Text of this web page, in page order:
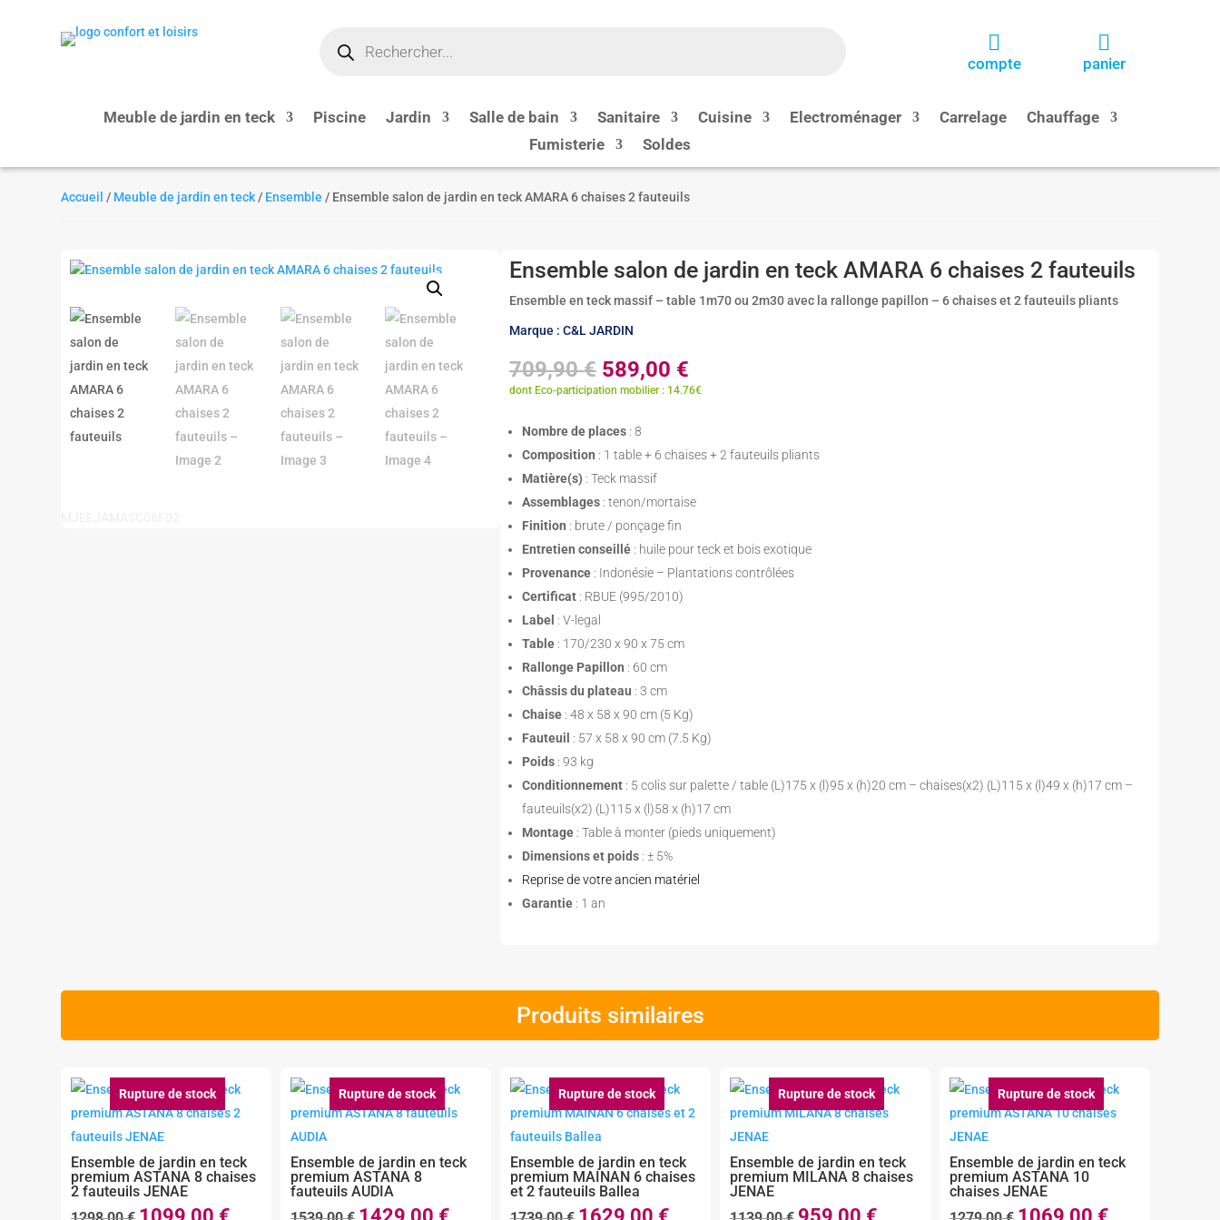
produits

compte

panier
Meuble de jardin en teck Piscine Jardin Salle de bain Sanitaire Cuisine Electroménager Carrelage
Chauffage
Fumisterie
Soldes
Accueil / Meuble de jardin en teck / Ensemble / Ensemble salon de jardin en teck AMARA 6 chaises 2 fauteuils
Ensemble salon de jardin en teck AMARA 6 chaises 2 fauteuils
Ensemble en teck massif – table 1m70 ou 2m30 avec la rallonge papillon – 6 chaises et 2 fauteuils pliants
Marque : C&L JARDIN
709,90€ Le
prix
était :
709,90 €.
589,00 €
prix
589,00 €.
dont Eco-participation mobilier : 14.76€
Nombre de places : 8
Composition : 1 table + 6 chaises + 2 fauteuils pliants
Matière(s) : Teck massif
Assemblages : tenon/mortaise
Finition : brute / ponçage fin
Entretien conseillé : huile pour teck et bois exotique
Provenance : Indonésie – Plantations contrôlées
Certificat : RBUE (995/2010)
Label : V-legal
Table : 170/230 x 90 x 75 cm
Rallonge Papillon : 60 cm
Châssis du plateau : 3 cm
Chaise : 48 x 58 x 90 cm (5 Kg)
Fauteuil : 57 x 58 x 90 cm (7.5 Kg)
Poids : 93 kg
Conditionnement : 5 colis sur palette / table (L)175 x (l)95 x (h)20 cm – chaises(x2) (L)115 x (l)49 x (h)17 cm –
fauteuils(x2) (L)115 x (l)58 x (h)17 cm
Montage : Table à monter (pieds uniquement)
Dimensions et poids : ± 5%
Reprise de votre ancien matériel
Garantie : 1 an
Produits similaires
Rupture de stock
Ensemble de jardin en teck
premium ASTANA 8 chaises
2 fauteuils JENAE
Rupture de stock
Ensemble de jardin en teck
premium ASTANA 8
fauteuils AUDIA
Rupture de stock
Ensemble de jardin en teck
premium MAINAN 6 chaises
et 2 fauteuils Ballea
Rupture de stock
Ensemble de jardin en teck
premium MILANA 8 chaises
JENAE
Rupture de stock
Ensemble de jardin en teck
premium ASTANA 10
chaises JENAE